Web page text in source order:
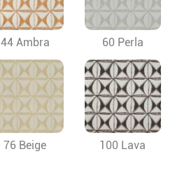
44 Ambra 60 Perla
76 Beige 100 Lava